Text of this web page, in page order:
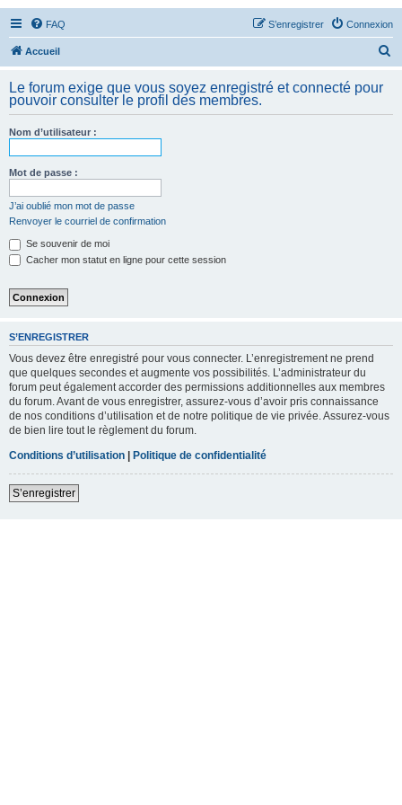
FAQ Connexion
S’enregistrer
Accueil
h
Le forum exige que vous soyez enregistré et connecté pour
pouvoir consulter le profil des membres.
Nom d’utilisateur :
Mot de passe :
J’ai oublié mon mot de passe
Renvoyer le courriel de confirmation
Se souvenir de moi
Cacher mon statut en ligne pour cette session
S’ENREGISTRER
Vous devez être enregistré pour vous connecter. L’enregistrement ne prend
que quelques secondes et augmente vos possibilités. L’administrateur du
forum peut également accorder des permissions additionnelles aux membres
du forum. Avant de vous enregistrer, assurez-vous d’avoir pris connaissance
de nos conditions d’utilisation et de notre politique de vie privée. Assurez-vous
de bien lire tout le règlement du forum.
Conditions d’utilisation | Politique de confidentialité
S’enregistrer